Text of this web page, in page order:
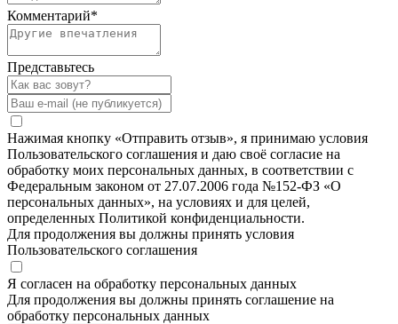
Комментарий*
Представьтесь
Нажимая кнопку «Отправить отзыв», я принимаю условия
Пользовательского соглашения и даю своё согласие на
обработку моих персональных данных, в соответствии с
Федеральным законом от 27.07.2006 года №152-ФЗ «О
персональных данных», на условиях и для целей,
определенных Политикой конфиденциальности.
Для продолжения вы должны принять условия
Пользовательского соглашения
Я согласен на обработку персональных данных
Для продолжения вы должны принять соглашение на
обработку персональных данных